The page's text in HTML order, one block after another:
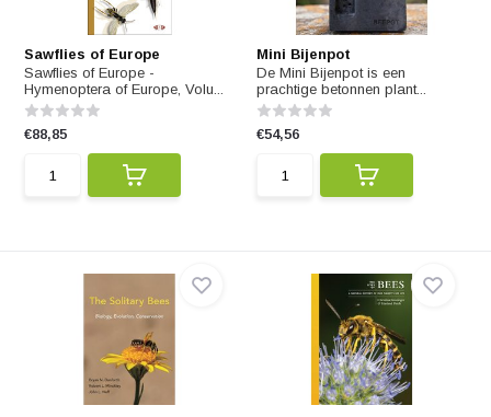
Sawflies of Europe
Sawflies of Europe -
Hymenoptera of Europe, Volu...
€88,85
Mini Bijenpot
De Mini Bijenpot is een
prachtige betonnen plant...
€54,56